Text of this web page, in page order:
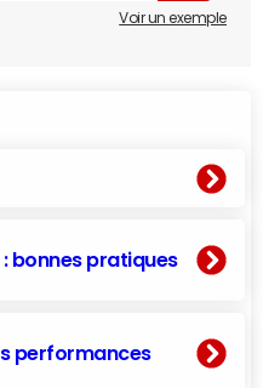
Voir un exemple
bonnes pratiques
performances